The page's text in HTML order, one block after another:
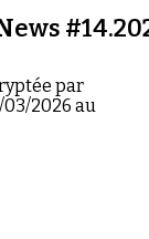
par
2026 au